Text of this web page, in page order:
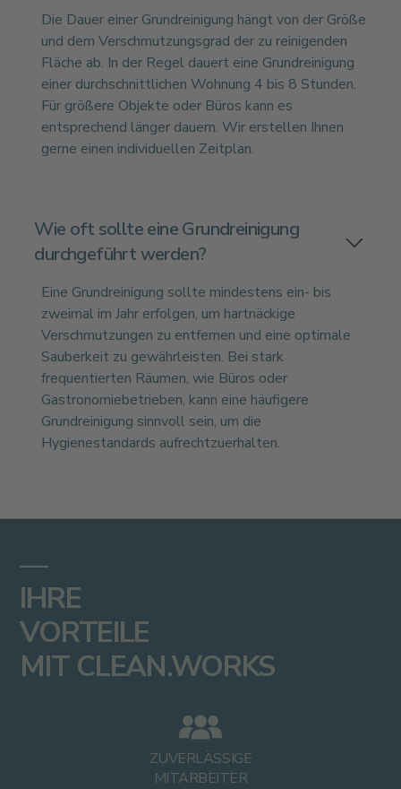
Die Dauer einer Grundreinigung hängt von der Größe
und dem Verschmutzungsgrad der zu reinigenden
Fläche ab. In der Regel dauert eine Grundreinigung
einer durchschnittlichen Wohnung 4 bis 8 Stunden.
Für größere Objekte oder Büros kann es
entsprechend länger dauern. Wir erstellen Ihnen
gerne einen individuellen Zeitplan.
Wie oft sollte eine Grundreinigung
durchgeführt werden?
Eine Grundreinigung sollte mindestens ein- bis
zweimal im Jahr erfolgen, um hartnäckige
Verschmutzungen zu entfernen und eine optimale
Sauberkeit zu gewährleisten. Bei stark
frequentierten Räumen, wie Büros oder
Gastronomiebetrieben, kann eine häufigere
Grundreinigung sinnvoll sein, um die
Hygienestandards aufrechtzuerhalten.
—
IHRE
VORTEILE
MIT CLEAN.WORKS
ZUVERLÄSSIGE
MITARBEITER